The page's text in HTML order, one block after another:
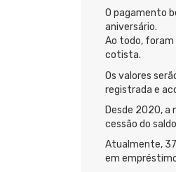
O pagamento
aniversário.
Ao todo, foram
cotista.
Os valores
registrada e
Desde 2020, a
cessão do
Atualmente,
em